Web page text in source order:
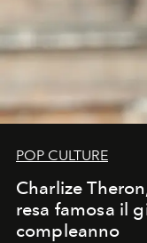
POP CULTURE
Charlize
resa famosa il
compleanno